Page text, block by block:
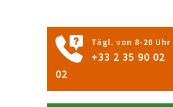
Tägl. von 8-20 Uhr
+33 2 35 90 02
02